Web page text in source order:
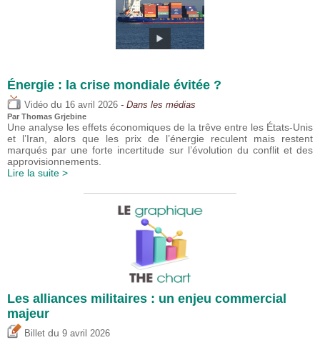
Énergie : la crise mondiale évitée ?
Vidéo du 16 avril 2026 - Dans les médias
Par Thomas Grjebine
Une analyse les effets économiques de la trêve entre les États-Unis
et l’Iran, alors que les prix de l’énergie reculent mais restent
marqués par une forte incertitude sur l’évolution du conflit et des
approvisionnements.
Lire la suite >
Les alliances militaires : un enjeu commercial
majeur
Billet du 9 avril 2026